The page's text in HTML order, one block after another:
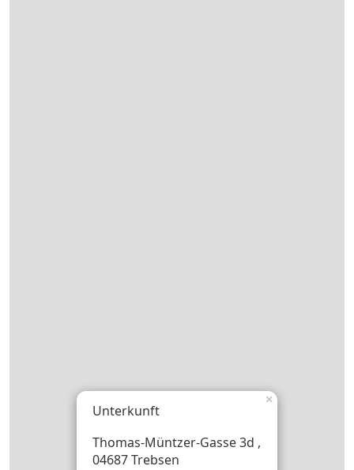
Unterkunft
Thomas-Müntzer-Gasse 3d ,
04687 Trebsen
×